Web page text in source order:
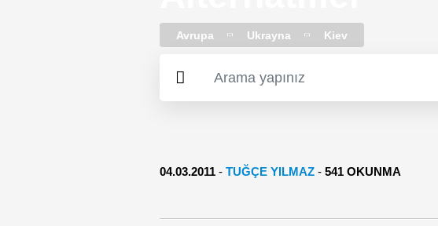
Avrupa Ukrayna Kiev
04.03.2011 -TUĞÇE YILMAZ -541 OKUNMA